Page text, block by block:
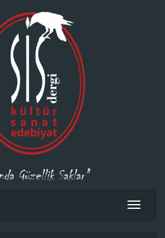
Güzellik Saklar"
Toggle